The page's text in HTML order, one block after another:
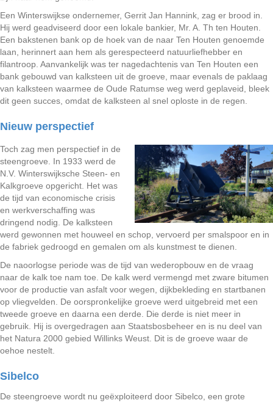
Een Winterswijkse ondernemer, Gerrit Jan Hannink, zag er brood in.
Hij werd geadviseerd door een lokale bankier, Mr. A. Th ten Houten.
Een bakstenen bank op de hoek van de naar Ten Houten genoemde
laan, herinnert aan hem als gerespecteerd natuurliefhebber en
filantroop. Aanvankelijk was ter nagedachtenis van Ten Houten een
bank gebouwd van kalksteen uit de groeve, maar evenals de paklaag
van kalksteen waarmee de Oude Ratumse weg werd geplaveid, bleek
dit geen succes, omdat de kalksteen al snel oploste in de regen.
Nieuw perspectief
Toch zag men perspectief in de
steengroeve. In 1933 werd de
N.V. Winterswijksche Steen- en
Kalkgroeve opgericht. Het was
de tijd van economische crisis
en werkverschaffing was
dringend nodig. De kalksteen
werd gewonnen met houweel en schop, vervoerd per smalspoor en in
de fabriek gedroogd en gemalen om als kunstmest te dienen.
De naoorlogse periode was de tijd van wederopbouw en de vraag
naar de kalk toe nam toe. De kalk werd vermengd met zware bitumen
voor de productie van asfalt voor wegen, dijkbekleding en startbanen
op vliegvelden. De oorspronkelijke groeve werd uitgebreid met een
tweede groeve en daarna een derde. Die derde is niet meer in
gebruik. Hij is overgedragen aan Staatsbosbeheer en is nu deel van
het Natura 2000 gebied Willinks Weust. Dit is de groeve waar de
oehoe nestelt.
Sibelco
De steengroeve wordt nu geëxploiteerd door Sibelco, een grote